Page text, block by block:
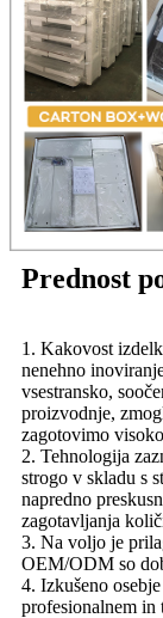
Prednost
1. Kakovost
nenehno
vsestransko,
proizvodnje,
zagotovimo
2. Tehnologija
strogo v skladu s
napredno
zagotavljanja
3. Na voljo je
OEM/ODM so
4. Izkušeno
profesionalnem in